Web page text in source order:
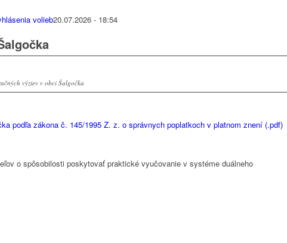
volieb20.07.2026 - 18:54
výziev v obci Šalgočka
podľa zákona č. 145/1995 Z. z. o správnych poplatkoch v platnom znení (.pdf)
o spôsobilosti poskytovať praktické vyučovanie v systéme duálneho